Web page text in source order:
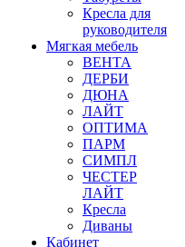
Кресла для
руководителя
Мягкая мебель
ВЕНТА
ДЕРБИ
ДЮНА
ЛАЙТ
ОПТИМА
ПАРМ
СИМПЛ
ЧЕСТЕР
ЛАЙТ
Кресла
Диваны
Кабинет